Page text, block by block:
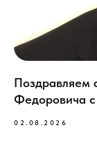
Поздравляем
Федоровича
02.08.2026